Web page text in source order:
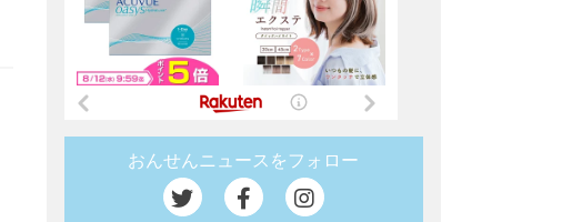
おんせんニュースをフォロー